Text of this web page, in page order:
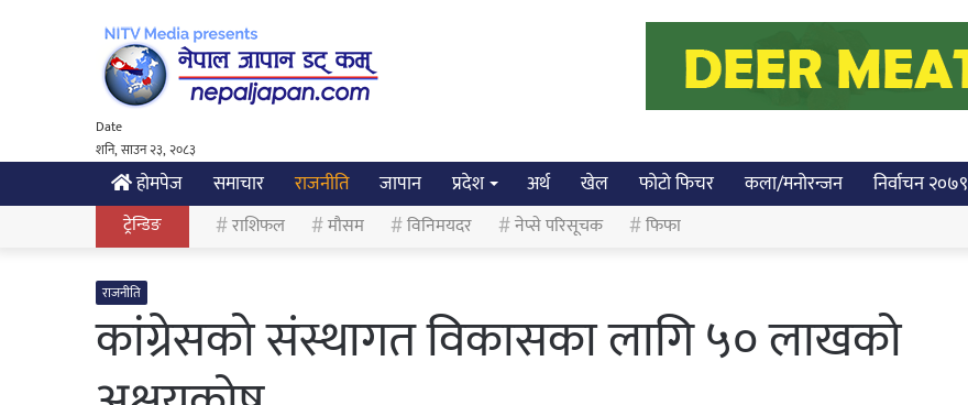
Date
शनि, साउन २३, २०८३
होमपेज समाचार राजनीति जापान प्रदेश अर्थ खेल फोटो फिचर कला/मनोरन्जन निर्वाचन २०७९
ट्रेन्डिङ राशिफल मौसम विनिमयदर नेप्से परिसूचक फिफा
राजनीति
कांग्रेसको संस्थागत विकासका लागि ५० लाखको